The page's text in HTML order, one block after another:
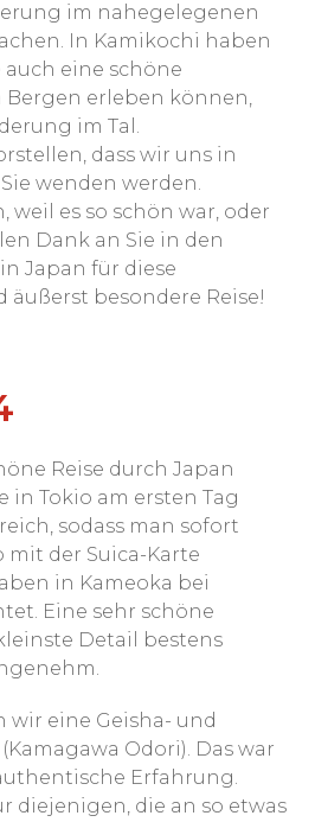
im nahegelegenen
In Kamikochi haben
auch eine schöne
erleben können,
im Tal.
dass wir uns in
wenden werden.
weil es so schön war, oder
Dank an Sie in den
Japan für diese
äußerst besondere Reise!
Reise durch Japan
in Tokio am ersten Tag
sodass man sofort
mit der Suica-Karte
in Kameoka bei
Eine sehr schöne
Detail bestens
wir eine Geisha- und
Odori). Das war
Erfahrung.
diejenigen, die an so etwas